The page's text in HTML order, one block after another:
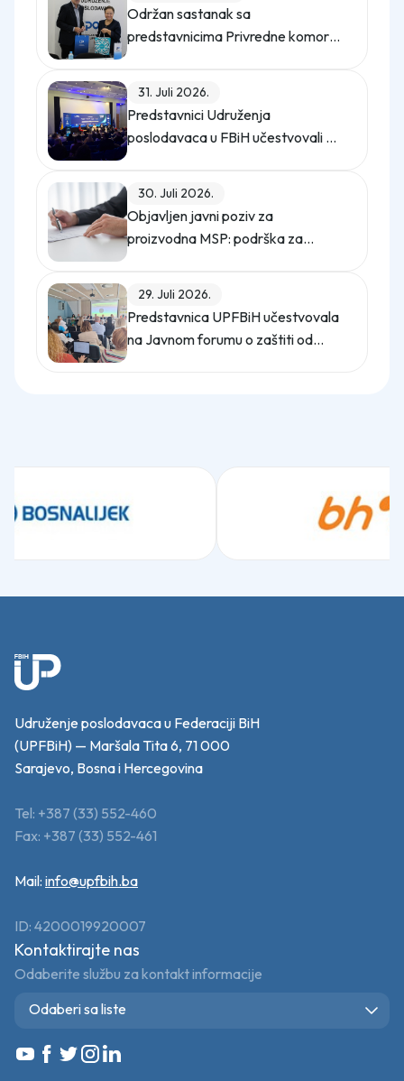
Održan sastanak sa
predstavnicima Privredne komore
31. Juli 2026.
Predstavnici Udruženja
poslodavaca u FBiH učestvovali na
30. Juli 2026.
Objavljen javni poziv za
proizvodna MSP: podrška za
29. Juli 2026.
Predstavnica UPFBiH učestvovala
na Javnom forumu o zaštiti od
Udruženje poslodavaca u Federaciji BiH
(UPFBiH) — Maršala Tita 6, 71 000
Sarajevo, Bosna i Hercegovina
Tel: +387 (33) 552-460
Fax: +387 (33) 552-461
Mail: info@upfbih.ba
ID: 4200019920007
Kontaktirajte nas
Odaberite službu za kontakt informacije
Odaberi sa liste